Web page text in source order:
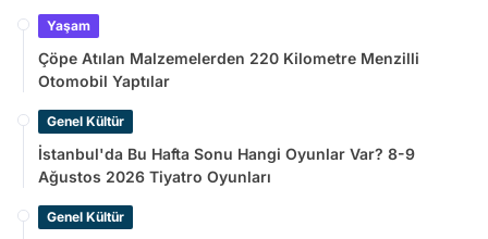
Yaşam
Çöpe Atılan Malzemelerden 220 Kilometre Menzilli
Otomobil Yaptılar
Genel Kültür
İstanbul'da Bu Hafta Sonu Hangi Oyunlar Var? 8-9
Ağustos 2026 Tiyatro Oyunları
Genel Kültür